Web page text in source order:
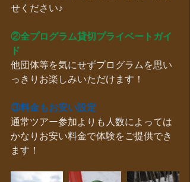
せください♪
②全プログラム貸切プライベートガイ
ド
他団体等を気にせずプログラムを思い
っきりお楽しみいただけます！
③料金もお安い設定
通常ツアー参加よりも人数によっては
かなりお安い料金で体験をご提供でき
ます！